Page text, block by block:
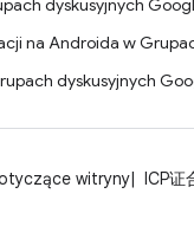
dyskusyjnych
na Androida w
dyskusyjnych
witryny ICP